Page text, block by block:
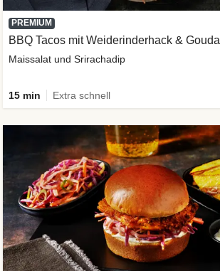
PREMIUM
BBQ Tacos mit Weiderinderhack & Gouda
Maissalat und Srirachadip
15 min Extra schnell